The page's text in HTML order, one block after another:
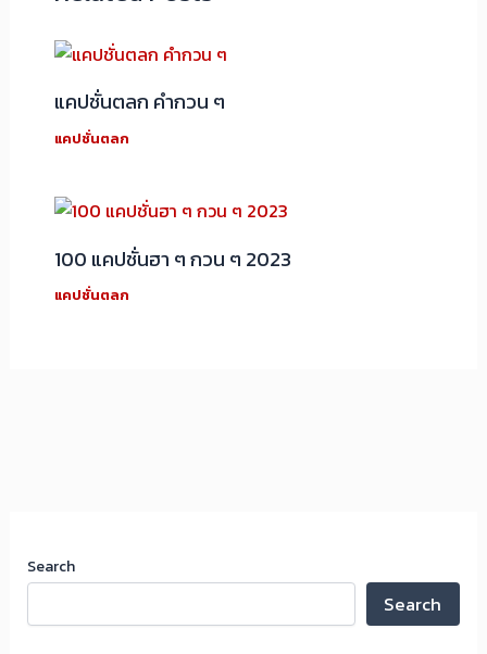
แคปชั่นตลก คำกวน ๆ
แคปชั่นตลก
100 แคปชั่นฮา ๆ กวน ๆ 2023
แคปชั่นตลก
Search
Search